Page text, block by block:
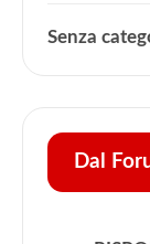
Senza
Dal